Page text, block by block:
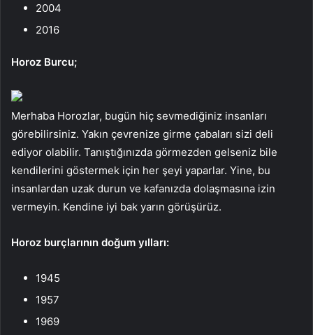
2004
2016
Horoz Burcu;
Merhaba Horozlar, bugün hiç sevmediğiniz insanları
görebilirsiniz. Yakın çevrenize girme çabaları sizi deli
ediyor olabilir. Tanıştığınızda görmezden gelseniz bile
kendilerini göstermek için her şeyi yaparlar. Yine, bu
insanlardan uzak durun ve kafanızda dolaşmasına izin
vermeyin. Kendine iyi bak yarın görüşürüz.
Horoz burçlarının doğum yılları:
1945
1957
1969